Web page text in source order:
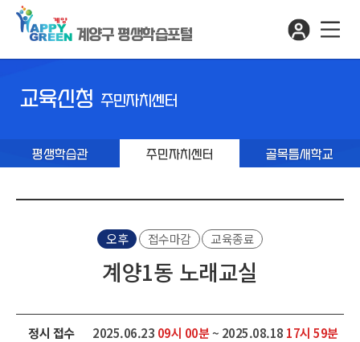
계양구 평생학습포털
교육신청 주민자치센터
평생학습관 주민자치센터 골목틈새학교
오후 접수마감 교육종료
계양1동 노래교실
정시 접수 2025.06.23 09시 00분~ 2025.08.18 17시 59분